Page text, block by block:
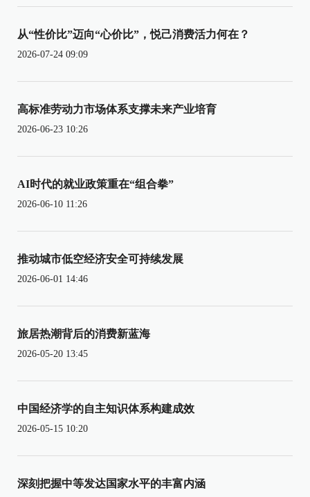
从“性价比”迈向“心价比”，悦己消费活力何在？
2026-07-24 09:09
高标准劳动力市场体系支撑未来产业培育
2026-06-23 10:26
AI时代的就业政策重在“组合拳”
2026-06-10 11:26
推动城市低空经济安全可持续发展
2026-06-01 14:46
旅居热潮背后的消费新蓝海
2026-05-20 13:45
中国经济学的自主知识体系构建成效
2026-05-15 10:20
深刻把握中等发达国家水平的丰富内涵